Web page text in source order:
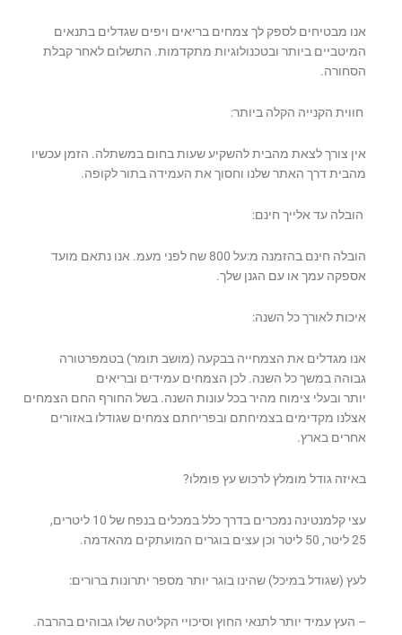
אנו מבטיחים לספק לך צמחים בריאים ויפים שגדלים בתנאים
המיטביים ביותר ובטכנולוגיות מתקדמות. התשלום לאחר קבלת
הסחורה.
חווית הקנייה הקלה ביותר:
אין צורך לצאת מהבית להשקיע שעות בחום במשתלה. הזמן עכשיו
מהבית דרך האתר שלנו וחסוך את העמידה בתור לקופה.
הובלה עד אלייך חינם:
הובלה חינם בהזמנה מ:על 800 שח לפני מעמ. אנו נתאם מועד
אספקה עמך או עם הגנן שלך.
איכות לאורך כל השנה:
אנו מגדלים את הצמחייה בבקעה (מושב תומר) בטמפרטורה
גבוהה במשך כל השנה. לכן הצמחים עמידים ובריאים
יותר ובעלי צימוח מהיר בכל עונות השנה. בשל החורף החם הצמחים
אצלנו מקדימים בצמיחתם ובפריחתם צמחים שגודלו באזורים
אחרים בארץ.
באיזה גודל מומלץ לרכוש עץ פומלו?
עצי קלמנטינה נמכרים בדרך כלל במכלים בנפח של 10 ליטרים,
25 ליטר, 50 ליטר וכן עצים בוגרים המועתקים מהאדמה.
לעץ (שגודל במיכל) שהינו בוגר יותר מספר יתרונות ברורים:
– העץ עמיד יותר לתנאי החוץ וסיכויי הקליטה שלו גבוהים בהרבה.